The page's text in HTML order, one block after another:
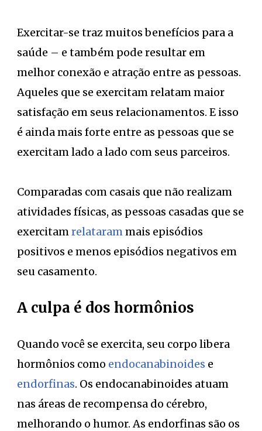
Exercitar-se traz muitos benefícios para a
saúde – e também pode resultar em
melhor conexão e atração entre as pessoas.
Aqueles que se exercitam relatam maior
satisfação em seus relacionamentos. E isso
é ainda mais forte entre as pessoas que se
exercitam lado a lado com seus parceiros.
Comparadas com casais que não realizam
atividades físicas, as pessoas casadas que se
exercitamrelatarammais episódios
positivos e menos episódios negativos em
seu casamento.
A culpa é dos hormônios
Quando você se exercita, seu corpo libera
hormônios como endocanabinoides e
endorfinas. Os endocanabinoides atuam
nas áreas de recompensa do cérebro,
melhorando o humor. As endorfinas são os